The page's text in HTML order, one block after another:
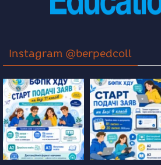
Instagram @berpedcoll